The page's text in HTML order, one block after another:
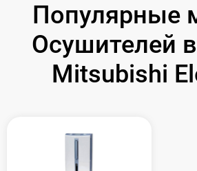
Популярные
Осушителей
Mitsubishi